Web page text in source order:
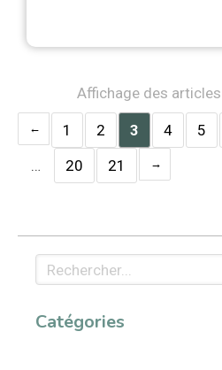
Affichage des
1 2 3 4 5
…
20 21
Rechercher
Catégories